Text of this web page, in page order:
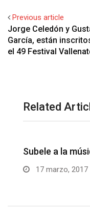
Previous article
Jorge Celedón y
García, están
el 49 Festival
Related
Unos besitos
Juank…